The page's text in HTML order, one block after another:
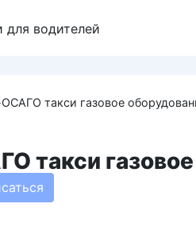
для водителей
ОСАГО такси газовое
такси